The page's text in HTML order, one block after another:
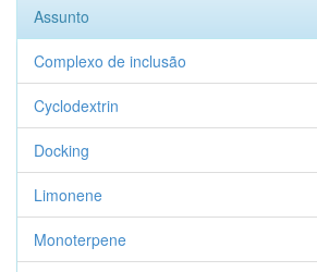
Assunto
Complexo de inclusão
Cyclodextrin
Docking
Limonene
Monoterpene